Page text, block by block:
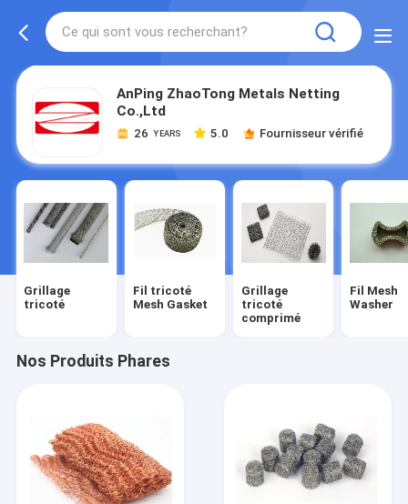
AnPing ZhaoTong Metals Netting
Co.,Ltd
26 YEARS 5.0 Fournisseur vérifié
Grillage
tricoté
Fil tricoté
Mesh Gasket
Grillage
tricoté
comprimé
Fil Mesh
Washer
Nos Produits Phares